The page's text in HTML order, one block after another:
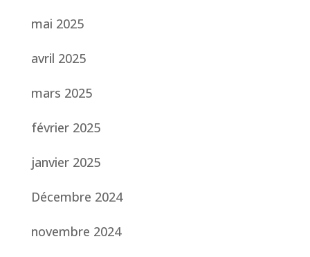
mai 2025
avril 2025
mars 2025
février 2025
janvier 2025
Décembre 2024
novembre 2024